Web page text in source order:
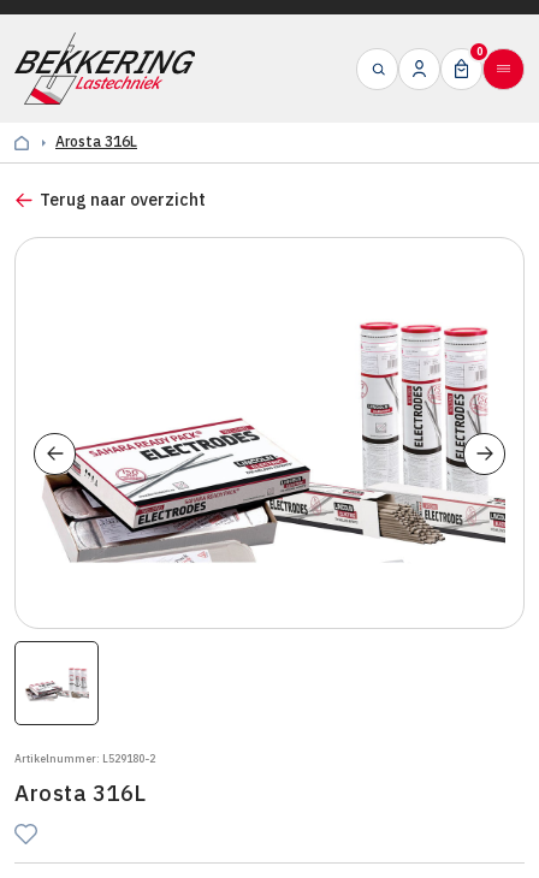
0
Arosta 316L
Terug naar overzicht
Artikelnummer: L529180-2
Arosta 316L